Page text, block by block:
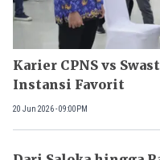
Karier CPNS vs
Instansi Favorit
20 Jun 2026 - 09:00PM